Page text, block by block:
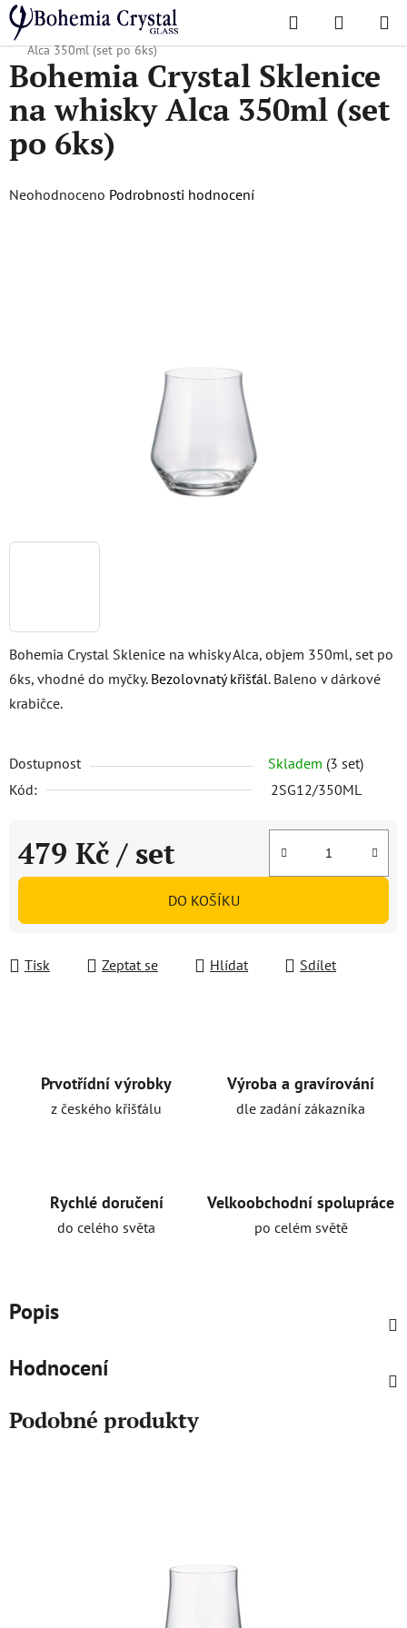
Přejít
na
obsah
Hledat
KOŠÍK
Domů
/ Oblíbené kolekce / Alca
Bohemia Crystal Sklenice na whisky
Alca 350ml (set po 6ks)
Bohemia Crystal Sklenice na whisky Alca, objem 350ml, set po
6ks, vhodné do myčky. Bezolovnatý křišťál. Baleno v dárkové
krabičce.
Dostupnost Skladem (3 set)
Kód:
2SG12/350ML
479 Kč / set
Měrná cena:
DO KOŠÍKU
Tisk Zeptat se Hlídat Sdílet
Bohemia Crystal Sklenice
na whisky Alca 350ml (set
po 6ks)
Průměrné
Neohodnoceno Podrobnosti hodnocení
Prvotřídní výrobky
z českého křišťálu
Výroba a gravírování
dle zadání zákazníka
Rychlé doručení
do celého světa
Velkoobchodní spolupráce
po celém světě
Popis
Hodnocení
Podobné produkty